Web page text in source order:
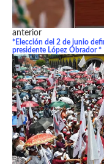
anterior
*Elección del 2 de junio
presidente López Obrador *